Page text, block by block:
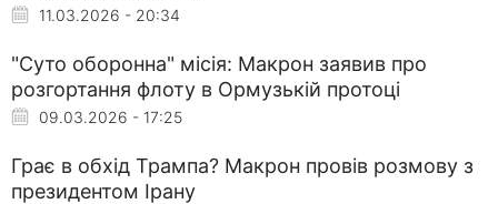
11.03.2026 - 20:34
"Суто оборонна" місія: Макрон заявив про
розгортання флоту в Ормузькій протоці
09.03.2026 - 17:25
Грає в обхід Трампа? Макрон провів розмову з
президентом Ірану